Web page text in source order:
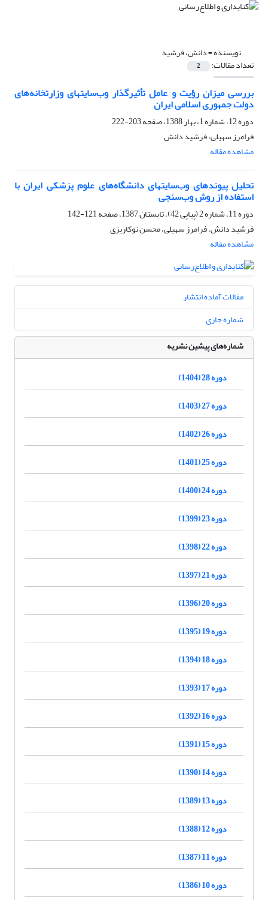
نویسنده =دانش، فرشید
تعداد مقالات: 2
بررسی میزان رؤیت و عامل تأثیرگذار وب‌سایتهای وزارتخانه‌های
دولت جمهوری اسلامی ایران
دوره 12، شماره 1، بهار 1388، صفحه
203-222
فرامرز سهیلی، فرشید دانش
مشاهده مقاله
تحلیل پیوندهای وب‌سایتهای دانشگاه‌‌های علوم پزشکی ایران با
استفاده از روش وب‌سنجی
دوره 11، شماره 2 (پیاپی 42)، تابستان 1387، صفحه
121-142
فرشید دانش، فرامرز سهیلی، محسن نوکاریزی
مشاهده مقاله
مقالات آماده انتشار
شماره جاری
شماره‌های پیشین نشریه
دوره 28 (1404)
دوره 27 (1403)
دوره 26 (1402)
دوره 25 (1401)
دوره 24 (1400)
دوره 23 (1399)
دوره 22 (1398)
دوره 21 (1397)
دوره 20 (1396)
دوره 19 (1395)
دوره 18 (1394)
دوره 17 (1393)
دوره 16 (1392)
دوره 15 (1391)
دوره 14 (1390)
دوره 13 (1389)
دوره 12 (1388)
دوره 11 (1387)
دوره 10 (1386)